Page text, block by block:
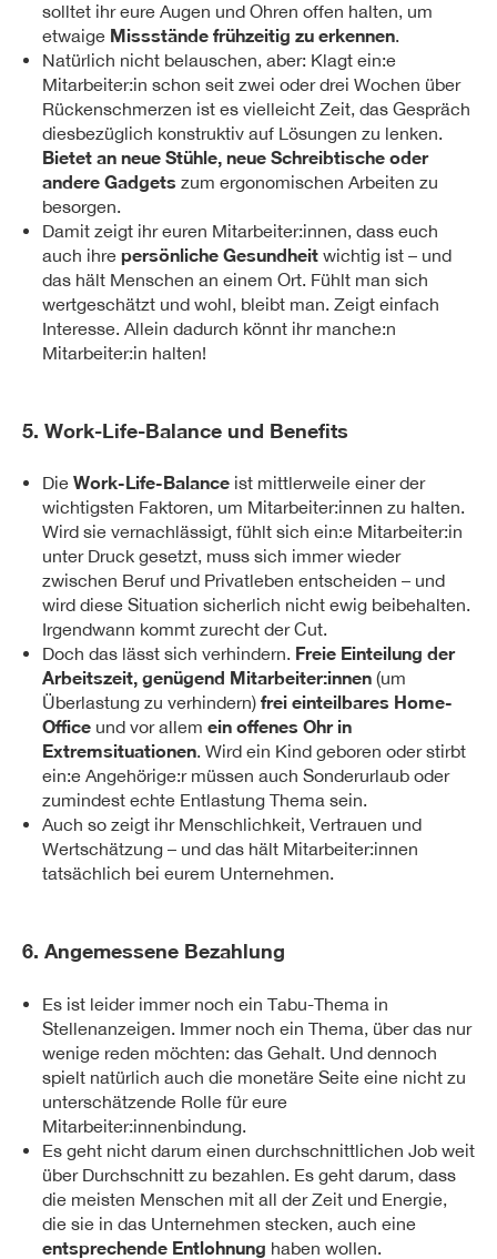
solltet ihr eure Augen und Ohren offen halten, um
etwaige Missstände frühzeitig zu erkennen.
Natürlich nicht belauschen, aber: Klagt ein:e
Mitarbeiter:in schon seit zwei oder drei Wochen über
Rückenschmerzen ist es vielleicht Zeit, das Gespräch
diesbezüglich konstruktiv auf Lösungen zu lenken.
Bietet an neue Stühle, neue Schreibtische oder
andere Gadgets zum ergonomischen Arbeiten zu
besorgen.
Damit zeigt ihr euren Mitarbeiter:innen, dass euch
auch ihre persönliche Gesundheitwichtig ist – und
das hält Menschen an einem Ort. Fühlt man sich
wertgeschätzt und wohl, bleibt man. Zeigt einfach
Interesse. Allein dadurch könnt ihr manche:n
Mitarbeiter:in halten!
5. Work-Life-Balance und Benefits
Die Work-Life-Balanceist mittlerweile einer der
wichtigsten Faktoren, um Mitarbeiter:innen zu halten.
Wird sie vernachlässigt, fühlt sich ein:e Mitarbeiter:in
unter Druck gesetzt, muss sich immer wieder
zwischen Beruf und Privatleben entscheiden – und
wird diese Situation sicherlich nicht ewig beibehalten.
Irgendwann kommt zurecht der Cut.
Doch das lässt sich verhindern. Freie Einteilung der
Arbeitszeit, genügend Mitarbeiter:innen(um
Überlastung zu verhindern) frei einteilbares Home-
Office und vor allem ein offenes Ohr in
Extremsituationen. Wird ein Kind geboren oder stirbt
ein:e Angehörige:r müssen auch Sonderurlaub oder
zumindest echte Entlastung Thema sein.
Auch so zeigt ihr Menschlichkeit, Vertrauen und
Wertschätzung – und das hält Mitarbeiter:innen
tatsächlich bei eurem Unternehmen.
6. Angemessene Bezahlung
Es ist leider immer noch ein Tabu-Thema in
Stellenanzeigen. Immer noch ein Thema, über das nur
wenige reden möchten: das Gehalt. Und dennoch
spielt natürlich auch die monetäre Seite eine nicht zu
unterschätzende Rolle für eure
Mitarbeiter:innenbindung.
Es geht nicht darum einen durchschnittlichen Job weit
über Durchschnitt zu bezahlen. Es geht darum, dass
die meisten Menschen mit all der Zeit und Energie,
die sie in das Unternehmen stecken, auch eine
entsprechende Entlohnung haben wollen.